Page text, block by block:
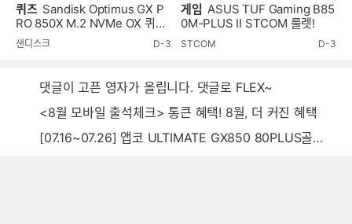
퀴즈 Sandisk Optimus GX P
RO 850X M.2 NVMe OX 퀴즈
이벤트!
샌디스크 D-3
게임 ASUS TUF Gaming B85
0M-PLUS II STCOM 룰렛!
STCOM D-3
댓글이 고픈 영자가 올립니다. 댓글로 FLEX~
<8월 모바일 출석체크> 통큰 혜택! 8월, 더 커진 혜택
[07.16~07.26] 앱코 ULTIMATE GX850 80PLUS골드 풀모듈러 ATX3.0 블랙